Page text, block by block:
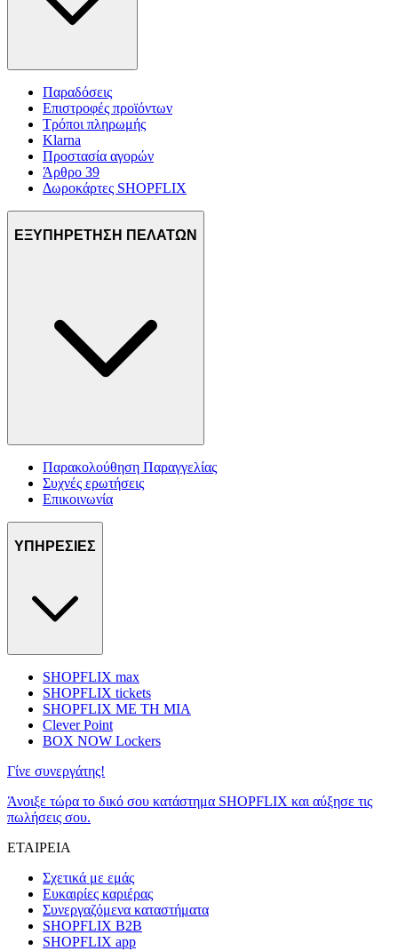
μας και την ανάπτυξη προϊόντων. Επίσης, κοινοποιούμε
δικτύωσης, διαφημίσεων και ανάλυσης.
Παραδόσεις
Επιστροφές προϊόντων
Τρόποι πληρωμής
Klarna
Προστασία αγορών
Άρθρο 39
Δωροκάρτες SHOPFLIX
ΕΞΥΠΗΡΕΤΗΣΗ ΠΕΛΑΤΩΝ
Παρακολούθηση Παραγγελίας
Συχνές ερωτήσεις
Επικοινωνία
ΥΠΗΡΕΣΙΕΣ
SHOPFLIX max
SHOPFLIX tickets
SHOPFLIX ΜΕ ΤΗ ΜΙΑ
Clever Point
BOX NOW Lockers
Γίνε συνεργάτης!
Άνοιξε τώρα το δικό σου κατάστημα SHOPFLIX και αύξησε τις
πωλήσεις σου.
ΕΤΑΙΡΕΙΑ
Σχετικά με εμάς
Ευκαιρίες καριέρας
Συνεργαζόμενα καταστήματα
SHOPFLIX B2B
SHOPFLIX app